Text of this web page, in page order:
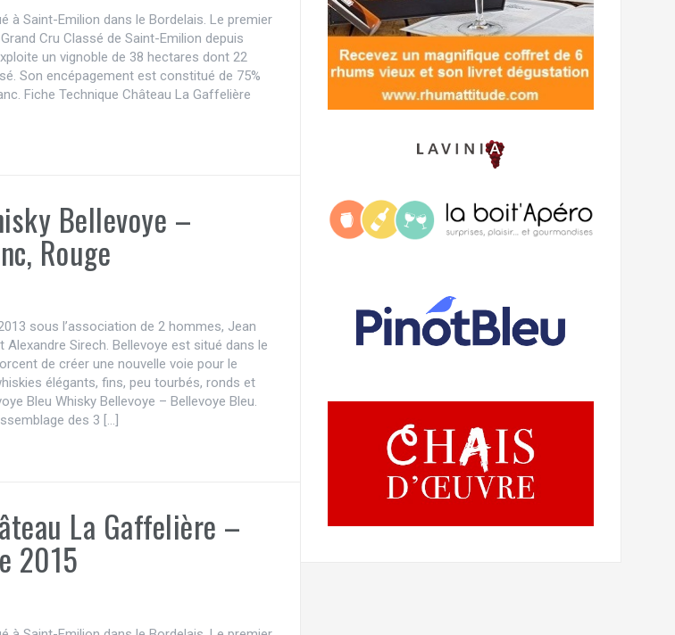
à Saint-Emilion dans le Bordelais. Le premier
Cru Classé de Saint-Emilion depuis
un vignoble de 38 hectares dont 22
Son encépagement est constitué de 75%
Fiche Technique Château La Gaffelière
Bellevoye –
Rouge
sous l’association de 2 hommes, Jean
Sirech. Bellevoye est situé dans le
de créer une nouvelle voie pour le
élégants, fins, peu tourbés, ronds et
Bleu Whisky Bellevoye – Bellevoye Bleu.
des 3 […]
La Gaffelière –
2015